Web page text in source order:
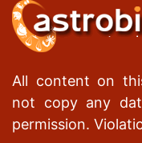
All content on
not copy any
permission.